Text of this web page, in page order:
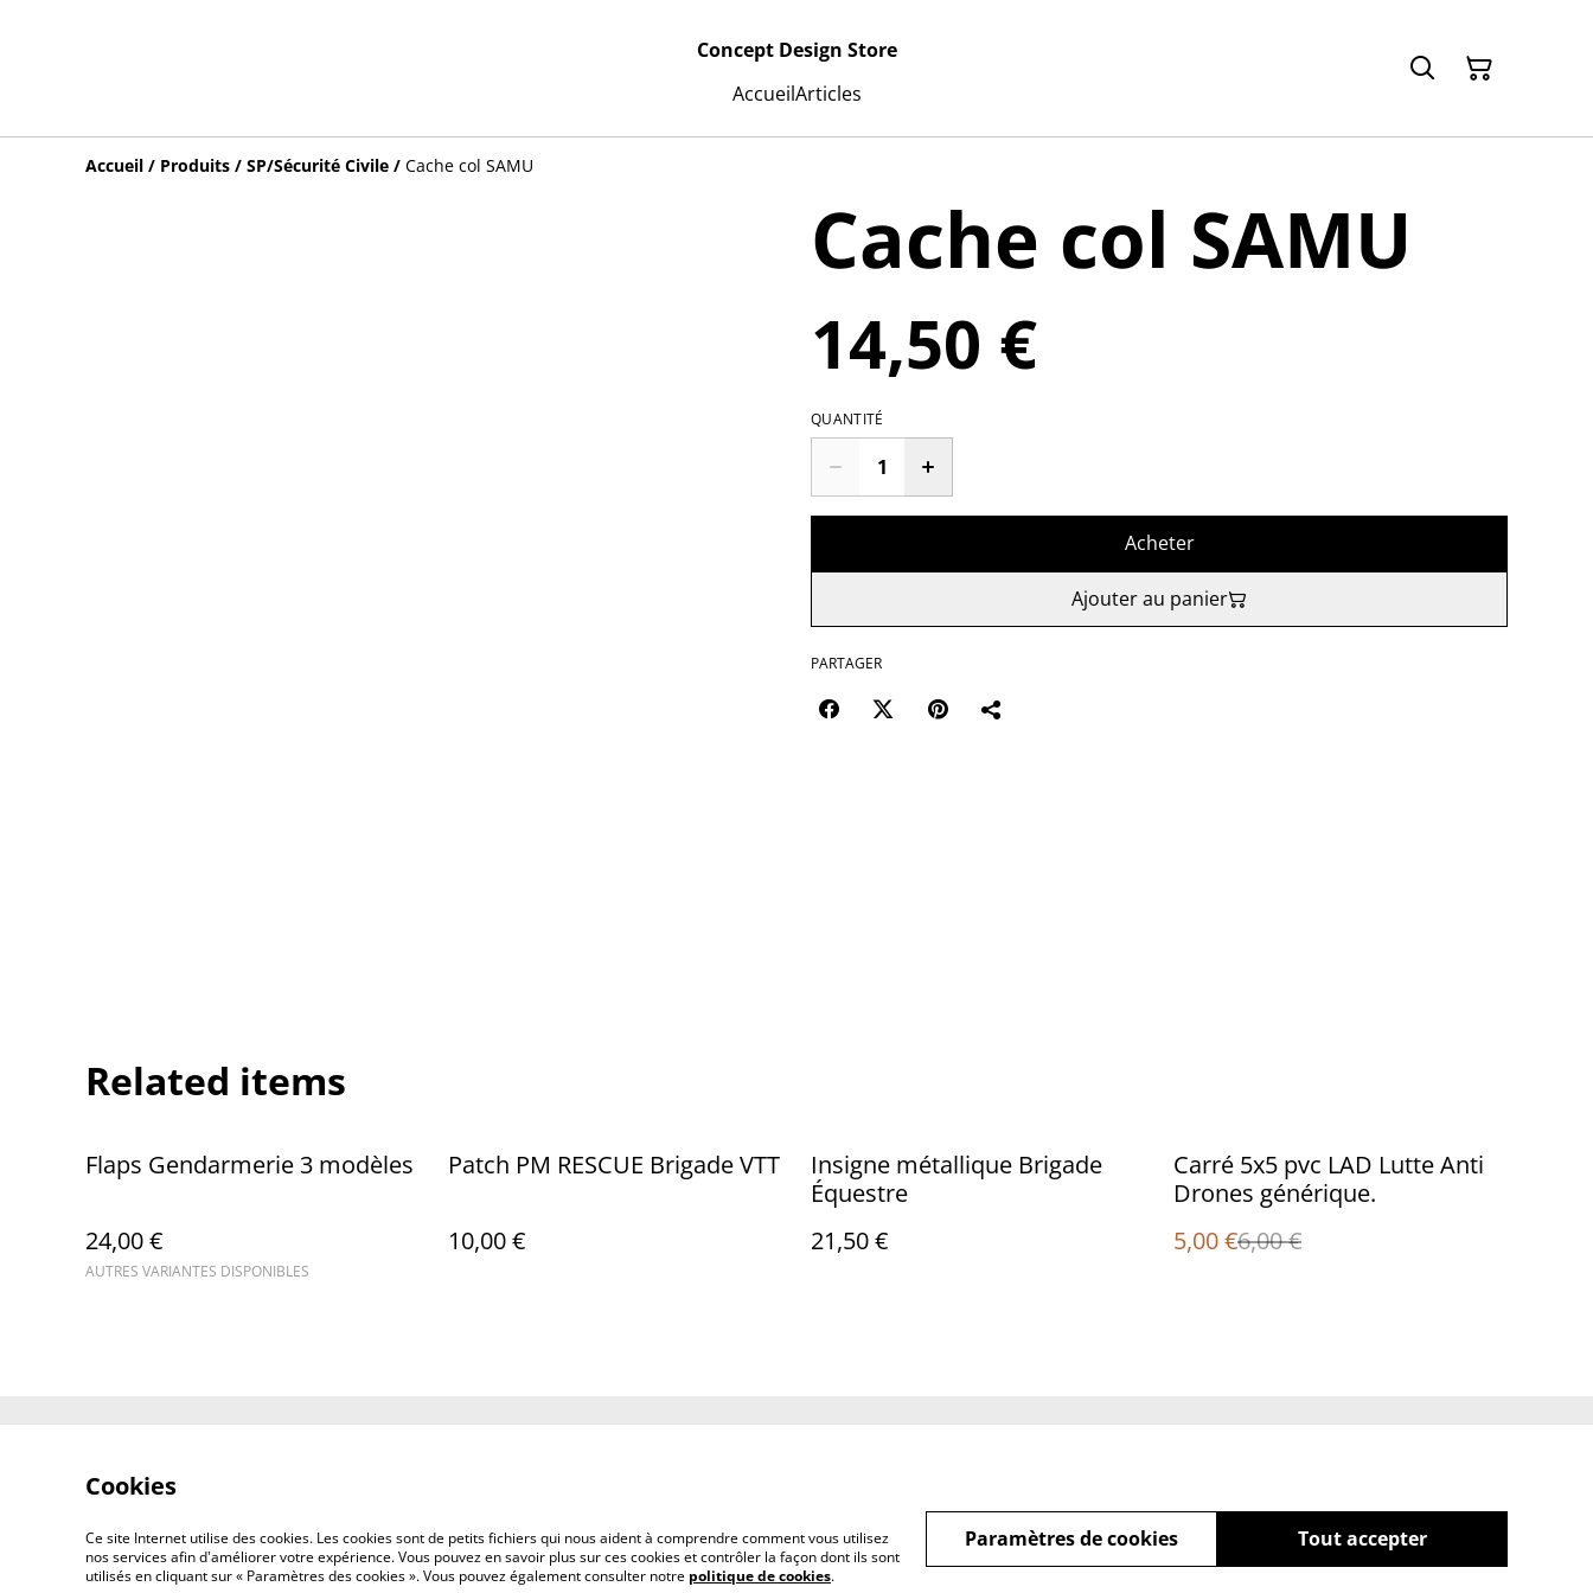
Concept Design Store
AccueilArticles
Accueil / Produits / SP/Sécurité Civile / Cache col SAMU
Cache col SAMU
14,50 €
QUANTITÉ
Acheter
Ajouter au panier
PARTAGER
Related items
Flaps Gendarmerie 3 modèles
24,00 €
AUTRES VARIANTES DISPONIBLES
Patch PM RESCUE Brigade VTT
10,00 €
Insigne métallique Brigade
Équestre
21,50 €
%
Carré 5x5 pvc LAD Lutte Anti
Drones générique.
5,00 €6,00 €
©2026 Concept Design Store
Cookies
Ce site Internet utilise des cookies. Les cookies sont de petits fichiers qui nous aident à comprendre comment vous utilisez
nos services afin d'améliorer votre expérience. Vous pouvez en savoir plus sur ces cookies et contrôler la façon dont ils sont
utilisés en cliquant sur « Paramètres des cookies ». Vous pouvez également consulter notre politique de cookies.
Tout accepter
Paramètres de cookies